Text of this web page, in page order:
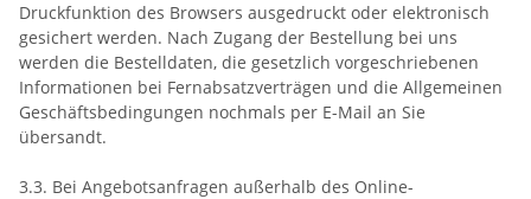
Druckfunktion des Browsers ausgedruckt oder elektronisch
gesichert werden. Nach Zugang der Bestellung bei uns
werden die Bestelldaten, die gesetzlich vorgeschriebenen
Informationen bei Fernabsatzverträgen und die Allgemeinen
Geschäftsbedingungen nochmals per E-Mail an Sie
übersandt.
3.3. Bei Angebotsanfragen außerhalb des Online-